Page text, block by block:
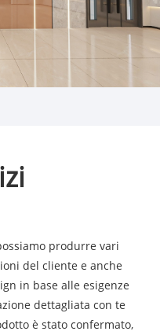
produrre vari
del cliente e anche
in base alle esigenze
dettagliata con te
è stato confermato,